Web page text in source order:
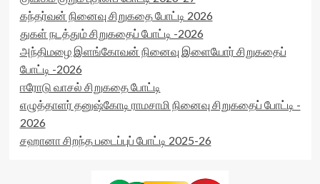
கந்தர்வன் நினைவு சிறுகதை போட்டி 2026
துகள் நடத்தும் சிறுகதைப் போட்டி -2026
அந்திமழை இளங்கோவன் நினைவு இளையோர் சிறுகதைப்
போட்டி -2026
ஈரோடு வாசல் சிறுகதை போட்டி
எழுத்தாளர் தனுஷ்கோடி ராமசாமி நினைவு சிறுகதைப் போட்டி -
2026
சஹானா சிறந்த படைப்புப் போட்டி 2025-26